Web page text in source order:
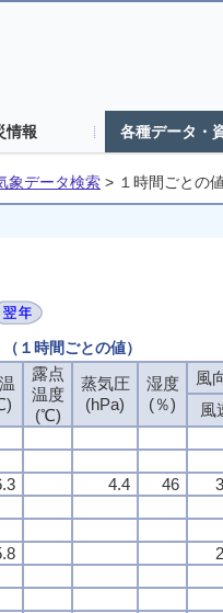
情報 各種データ・
象データ検索 > １時間ごとの
時間ごとの値）
露点
温度
(℃)
蒸気圧
(hPa)
湿度
(％)
風
風
4.4 46
露点
温度
(℃)
蒸気圧
(hPa)
湿度
(％)
風
風
4.4 46
露点
温度
(℃)
蒸気圧
(hPa)
湿度
(％)
風
風
4.4 46
露点
温度
(℃)
蒸気圧
(hPa)
湿度
(％)
風
風
4.4 46